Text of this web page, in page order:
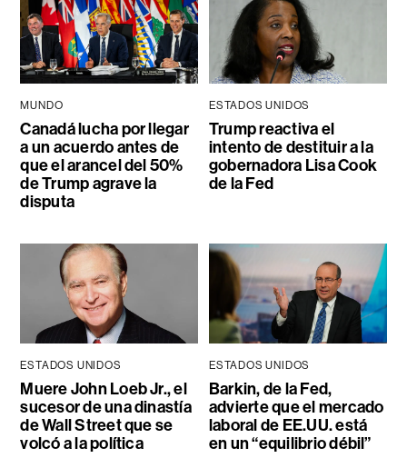
MUNDO
Canadá lucha por llegar
a un acuerdo antes de
que el arancel del 50%
de Trump agrave la
disputa
ESTADOS UNIDOS
Trump reactiva el
intento de destituir a la
gobernadora Lisa Cook
de la Fed
ESTADOS UNIDOS
Muere John Loeb Jr., el
sucesor de una dinastía
de Wall Street que se
volcó a la política
ESTADOS UNIDOS
Barkin, de la Fed,
advierte que el mercado
laboral de EE.UU. está
en un “equilibrio débil”